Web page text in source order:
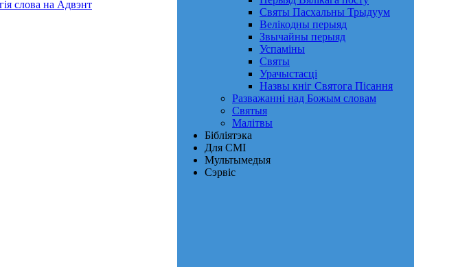
слова на Адвэнт
Святы Пасхальны Трыдуум
Велікодны перыяд
Звычайны перыяд
Успаміны
Святы
Урачыстасці
Назвы кніг Святога Пісання
Разважанні над Божым словам
Святыя
Малітвы
Бібліятэка
Для СМІ
Мультымедыя
Сэрвіс